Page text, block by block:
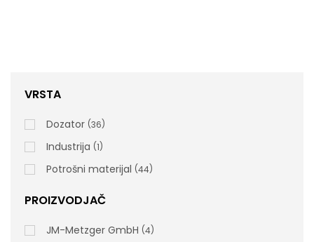
DissolveTech, 2sl, PAPERNET, 250×15 (3750
Listova), V Fold
VRSTA
Dozator 36
Industrija 1
Potrošni materijal 44
PROIZVODJAČ
JM-Metzger GmbH 4